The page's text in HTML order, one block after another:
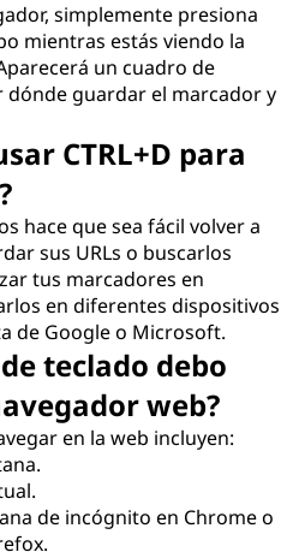
simplemente presiona
mientras estás viendo la
un cuadro de
guardar el marcador y
CTRL+D para
hace que sea fácil volver a
sus URLs o buscarlos
tus marcadores en
en diferentes dispositivos
de Google o Microsoft.
teclado debo
web?
en la web incluyen:
de incógnito en Chrome o